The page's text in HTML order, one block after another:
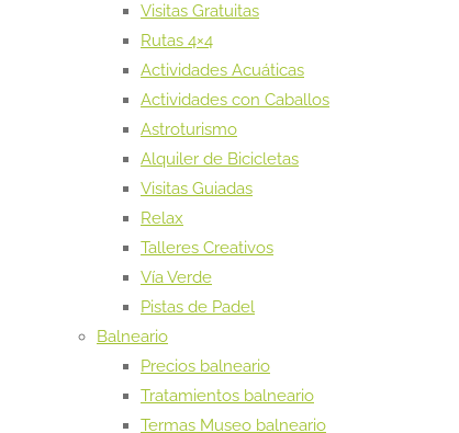
Visitas Gratuitas
Rutas 4×4
Actividades Acuáticas
Actividades con Caballos
Astroturismo
Alquiler de Bicicletas
Visitas Guiadas
Relax
Talleres Creativos
Vía Verde
Pistas de Padel
Balneario
Precios balneario
Tratamientos balneario
Termas Museo balneario